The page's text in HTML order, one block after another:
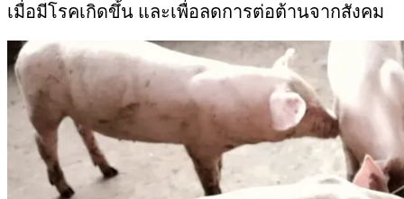
เมื่อมีโรคเกิดขึ้น​ และเพื่อลดการต่อต้าน​จากสังคม